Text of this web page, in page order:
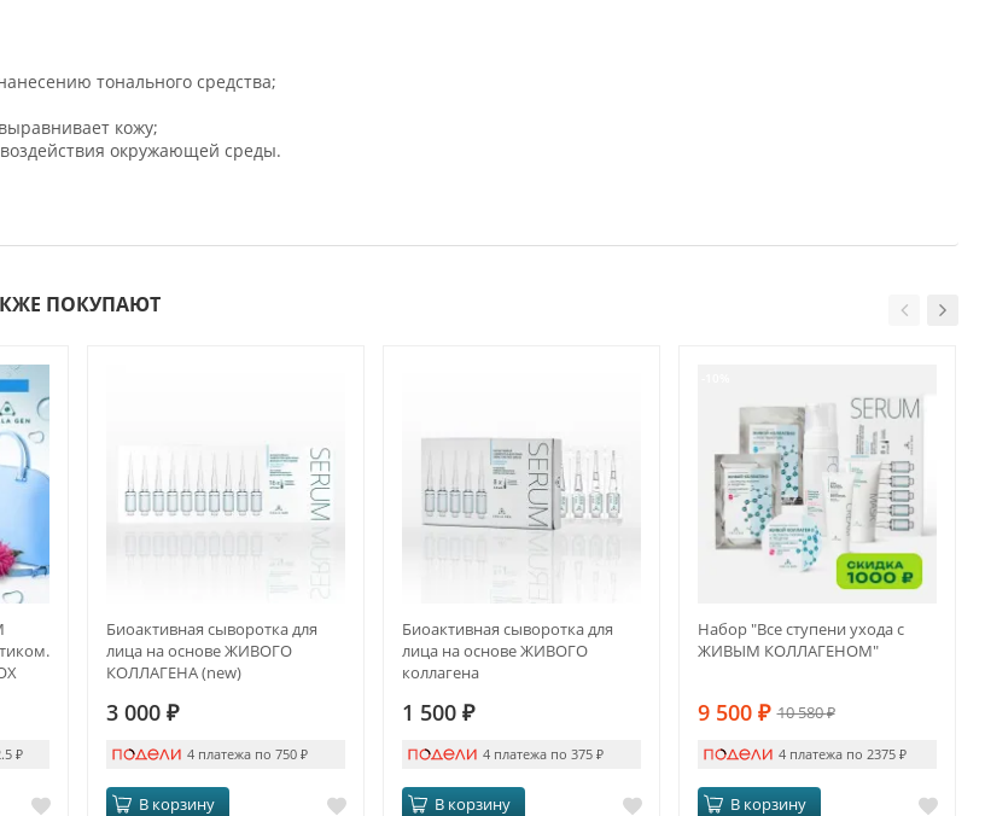
тонального средства;
кожу;
окружающей среды.
ПОКУПАЮТ
₽
Биоактивная сыворотка для
лица на основе ЖИВОГО
КОЛЛАГЕНА (new)
3 000 ₽
4 платежа по 750₽
В корзину
Биоактивная сыворотка для
лица на основе ЖИВОГО
коллагена
1 500 ₽
4 платежа по 375₽
В корзину
Набор "Все ступени ухода с
ЖИВЫМ КОЛЛАГЕНОМ"
9 500 ₽ 10 580₽
4 платежа по 2375₽
В корзину